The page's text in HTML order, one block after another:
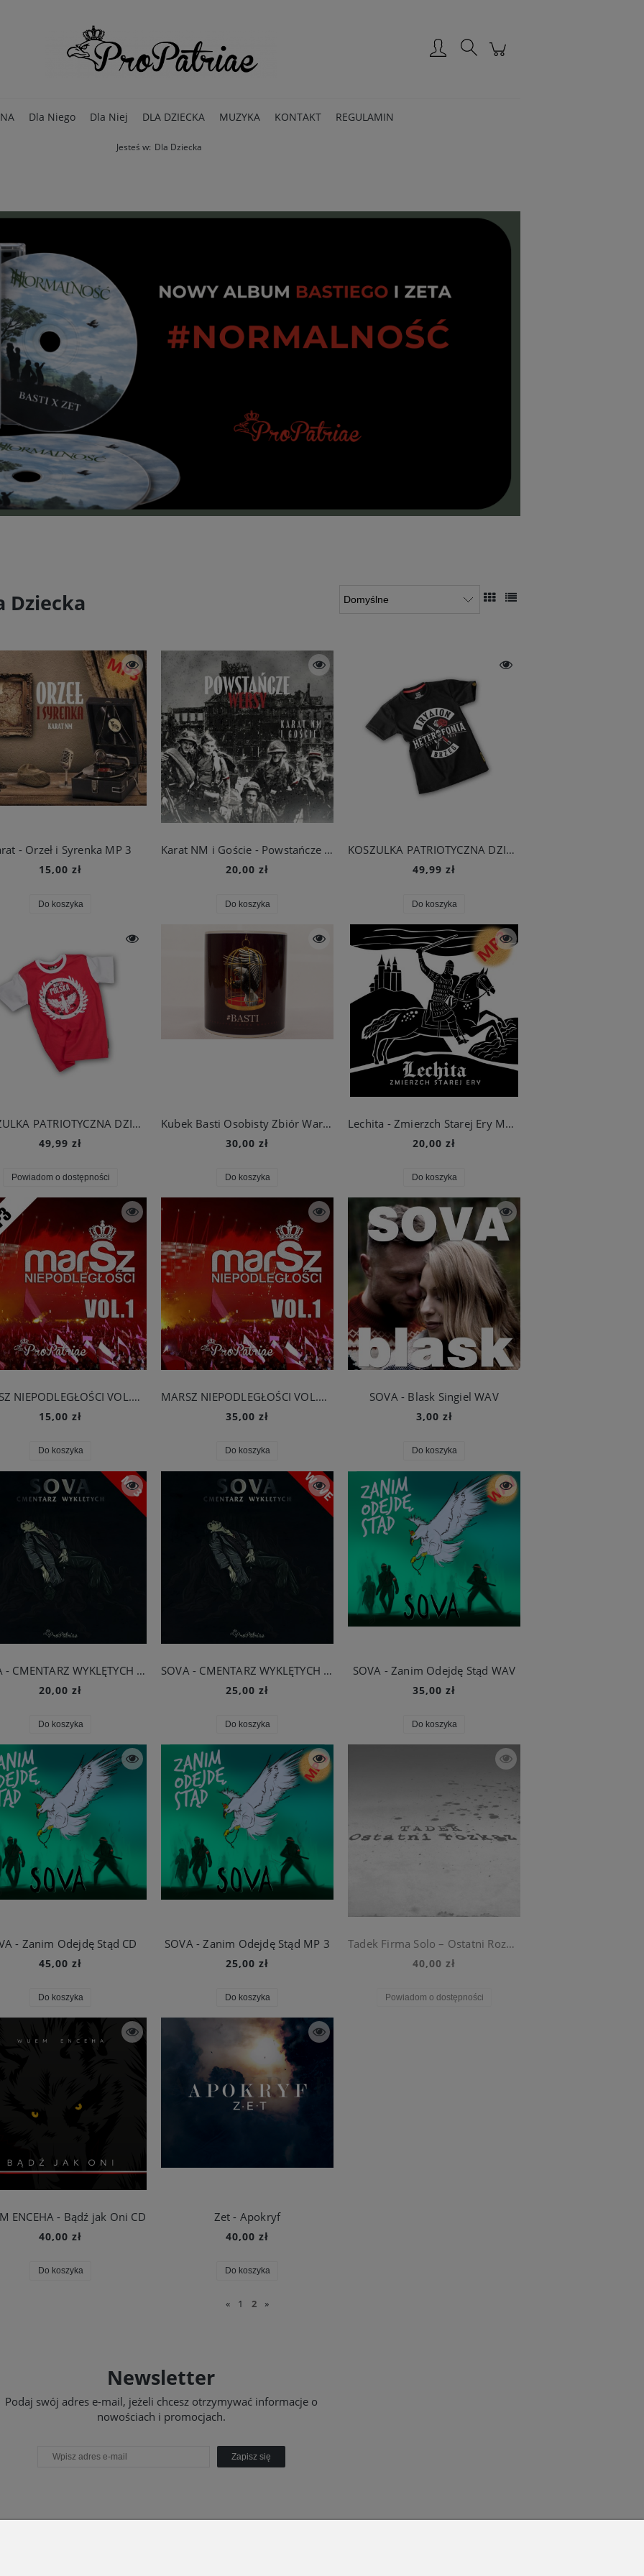
Dla Niego Dla Niej DLA DZIECKA MUZYKA KONTAKT REGULAMIN
Jesteś w: Dla Dziecka
Dziecka
- Orzeł i Syrenka MP 3
15,00 zł
Do koszyka
Karat NM i Goście - Powstańcze Wersy
20,00 zł
Do koszyka
KOSZULKA PATRIOTYCZNA DZIECIĘCA - IRYDION
49,99 zł
Do koszyka
KOSZULKA PATRIOTYCZNA DZIECIĘCA - WIELKA POLSKA
49,99 zł
Powiadom o dostępności
Kubek Basti Osobisty Zbiór Wartości
30,00 zł
Do koszyka
Lechita - Zmierzch Starej Ery MP 3
20,00 zł
Do koszyka
MARSZ NIEPODLEGŁOŚCI VOL.1 - MP3
15,00 zł
Do koszyka
MARSZ NIEPODLEGŁOŚCI VOL.1 CD
35,00 zł
Do koszyka
SOVA - Blask Singiel WAV
3,00 zł
Do koszyka
SOVA - CMENTARZ WYKLĘTYCH MP3
20,00 zł
Do koszyka
SOVA - CMENTARZ WYKLĘTYCH WAV
25,00 zł
Do koszyka
SOVA - Zanim Odejdę Stąd WAV
35,00 zł
Do koszyka
- Zanim Odejdę Stąd CD
45,00 zł
Do koszyka
SOVA - Zanim Odejdę Stąd MP 3
25,00 zł
Do koszyka
Tadek Firma Solo – Ostatni Rozkaz CD
40,00 zł
Powiadom o dostępności
ENCEHA - Bądź jak Oni CD
40,00 zł
Do koszyka
Zet - Apokryf
40,00 zł
Do koszyka
« 1 2 »
Newsletter
Podaj swój adres e-mail, jeżeli chcesz otrzymywać informacje o
nowościach i promocjach.
Zapisz się